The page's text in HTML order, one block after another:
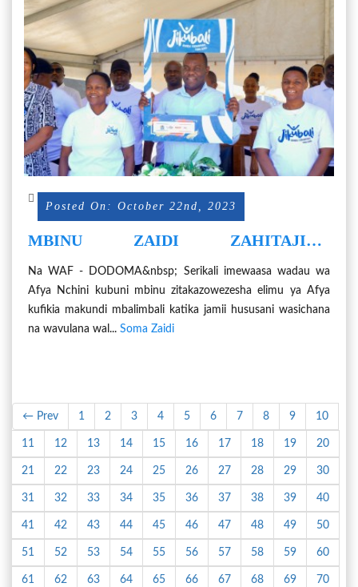
Posted On: October 22nd, 2023
MBINU ZAIDI ZAHITAJIKA
JAMII
Na WAF - DODOMA&nbsp; Serikali imewaasa wadau wa
Afya Nchini kubuni mbinu zitakazowezesha elimu ya Afya
kufikia makundi mbalimbali katika jamii hususani wasichana
na wavulana wal... Soma Zaidi
← Prev 1 2 3 4 5 6 7 8 9 10
11 12 13 14 15 16 17 18 19 20
21 22 23 24 25 26 27 28 29 30
31 32 33 34 35 36 37 38 39 40
41 42 43 44 45 46 47 48 49 50
51 52 53 54 55 56 57 58 59 60
61 62 63 64 65 66 67 68 69 70